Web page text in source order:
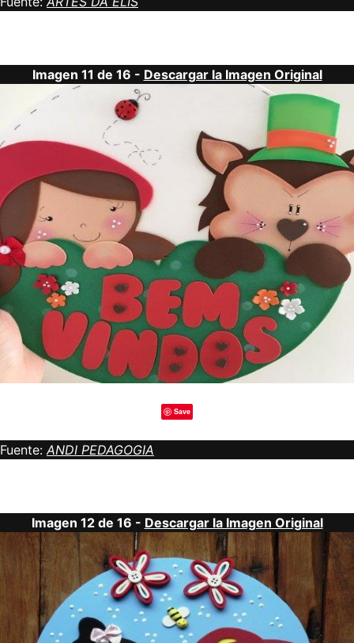
Imagen 11 de 16 - Descargar la Imagen Original
Save
Fuente: ANDI PEDAGOGIA
Imagen 12 de 16 - Descargar la Imagen Original